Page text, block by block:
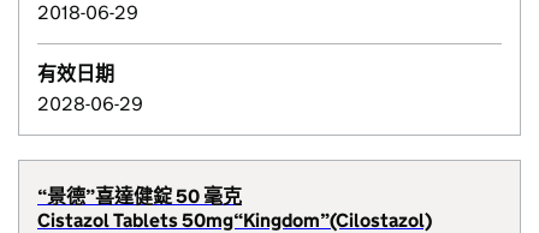
2018-06-29
有效日期
2028-06-29
“景德”喜達健錠 50 毫克
Cistazol Tablets 50mg“Kingdom”(Cilostazol)